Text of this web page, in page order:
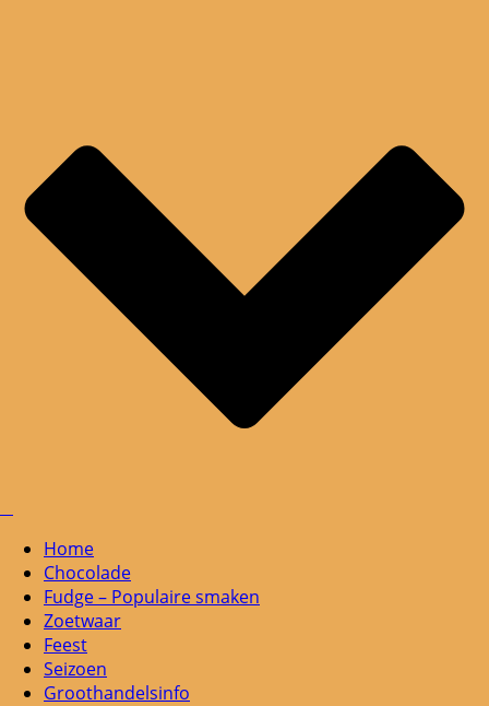
Home
Chocolade
Fudge – Populaire smaken
Zoetwaar
Feest
Seizoen
Groothandelsinfo